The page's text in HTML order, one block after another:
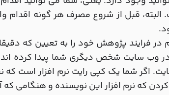
قبل از شروع مصرف هر گونه اقدام
در فرایند پژوهش خود را به تعیین که
وب سایت شخص دیگری شما پیدا کرده
کردن که نرم افزار این نویسنده و هنگامی